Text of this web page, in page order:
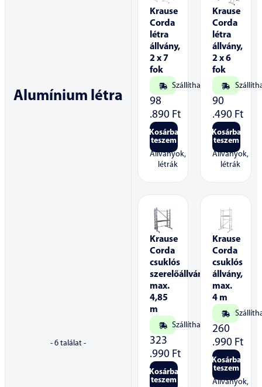
Alumínium létra
- 6találat -
Krause
Corda
létra
állvány,
2 x 7
fok
Szállítható
98
.890 Ft
Kosárba
teszem
Állványok,
létrák
Krause
Corda
létra
állvány,
2 x 6
fok
90
.490 Ft
Kosárba
teszem
Állványok,
létrák
Krause
Corda
csuklós
szerelőállvány,
max.
4,85
m
Szállítható
323
.990 Ft
Kosárba
teszem
Krause
Corda
csuklós
állvány,
max.
4 m
260
.990 Ft
Kosárba
teszem
Állványok,